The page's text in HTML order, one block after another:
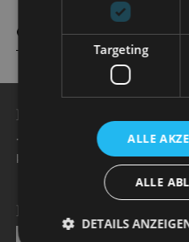
CAST
BESUCHERSERVICE
+49 351 32042 222
karten@staatsoperette.de
NEWSLETTER
Targeting
ALLE
ALLE
DETAILS